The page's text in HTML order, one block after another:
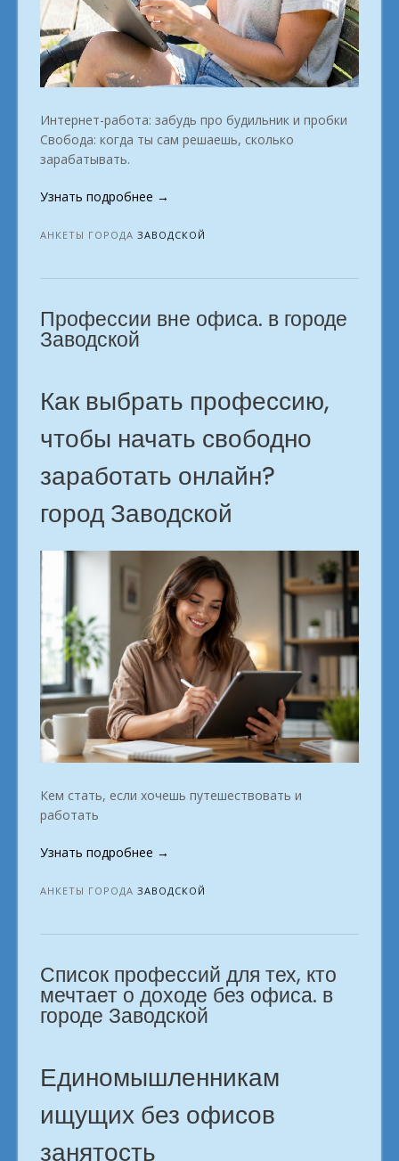
Интернет-работа: забудь про будильник и пробки
Свобода: когда ты сам решаешь, сколько
зарабатывать.
Узнать подробнее «Любимое
приносящее
Заводской»
→
АНКЕТЫ ГОРОДА ЗАВОДСКОЙ
Профессии вне офиса. в городе
Заводской
Как выбрать профессию,
чтобы начать свободно
заработать онлайн?
город Заводской
Кем стать, если хочешь путешествовать и
работать
Узнать подробнее «Профессии
офиса.
городе
→
АНКЕТЫ ГОРОДА ЗАВОДСКОЙ
Список профессий для тех, кто
мечтает о доходе без офиса. в
городе Заводской
Единомышленникам
ищущих без офисов
занятость